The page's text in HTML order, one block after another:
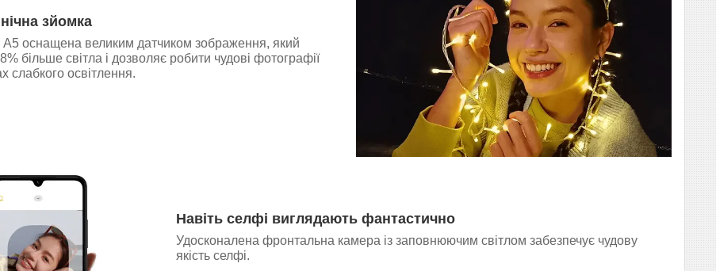
зйомка
оснащена великим датчиком зображення, який
більше світла і дозволяє робити чудові фотографії
слабкого освітлення.
Навіть селфі виглядають фантастично
Удосконалена фронтальна камера із заповнюючим світлом забезпечує чудову
якість селфі.